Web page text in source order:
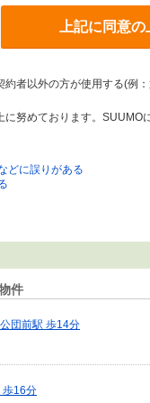
上記に同意
者以外の方が使用する(
努めております。
どに誤りがある
件
団前駅 歩14分
歩16分